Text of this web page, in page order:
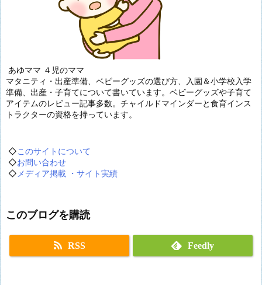
あゆママ ４児のママ
マタニティ・出産準備、ベビーグッズの選び方、入園＆小学校入学
準備、出産・子育てについて書いています。ベビーグッズや子育て
アイテムのレビュー記事多数。チャイルドマインダーと食育インス
トラクターの資格を持っています。
◇このサイトについて
◇お問い合わせ
◇ メディア掲載 ・サイト実績
このブログを購読
RSS Feedly